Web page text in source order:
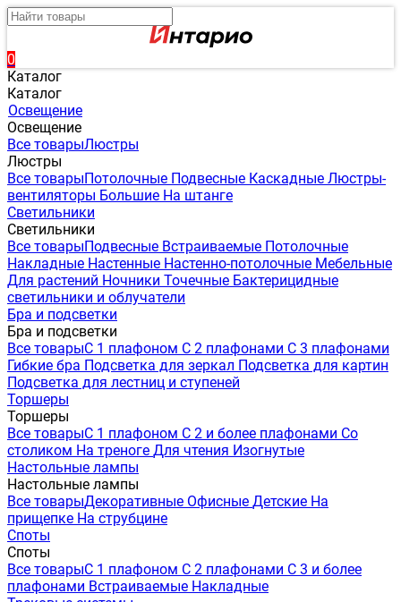
0
Каталог
Каталог
Освещение
Освещение
Все товарыЛюстры
Люстры
Все товарыПотолочные Подвесные Каскадные Люстры-
вентиляторы Большие На штанге
Светильники
Светильники
Все товарыПодвесные Встраиваемые Потолочные
Накладные Настенные Настенно-потолочные Мебельные
Для растений Ночники Точечные Бактерицидные
светильники и облучатели
Бра и подсветки
Бра и подсветки
Все товарыС 1 плафоном С 2 плафонами С 3 плафонами
Гибкие бра Подсветка для зеркал Подсветка для картин
Подсветка для лестниц и ступеней
Торшеры
Торшеры
Все товарыС 1 плафоном С 2 и более плафонами Со
столиком На треноге Для чтения Изогнутые
Настольные лампы
Настольные лампы
Все товарыДекоративные Офисные Детские На
прищепке На струбцине
Споты
Споты
Все товарыС 1 плафоном С 2 плафонами С 3 и более
плафонами Встраиваемые Накладные